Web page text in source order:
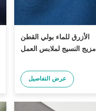
الأزرق للماء بولي القطن
مزيج النسيج لملابس العمل
عرض التفاصيل